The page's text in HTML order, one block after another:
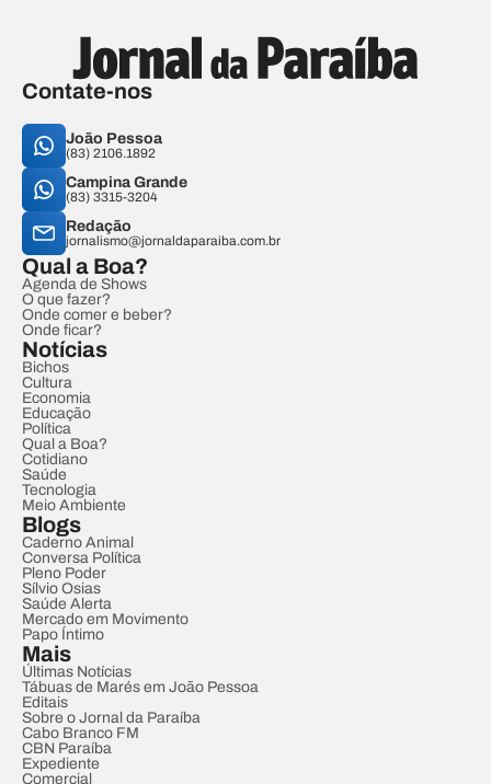
Contate-nos
João Pessoa
(83) 2106.1892
Campina Grande
(83) 3315-3204
Redação
jornalismo@jornaldaparaiba.com.br
Qual a Boa?
Agenda de Shows
O que fazer?
Onde comer e beber?
Onde ficar?
Notícias
Bichos
Cultura
Economia
Educação
Política
Qual a Boa?
Cotidiano
Saúde
Tecnologia
Meio Ambiente
Blogs
Caderno Animal
Conversa Política
Pleno Poder
Sílvio Osias
Saúde Alerta
Mercado em Movimento
Papo Íntimo
Mais
Últimas Notícias
Tábuas de Marés em João Pessoa
Editais
Sobre o Jornal da Paraíba
Cabo Branco FM
CBN Paraíba
Expediente
Comercial